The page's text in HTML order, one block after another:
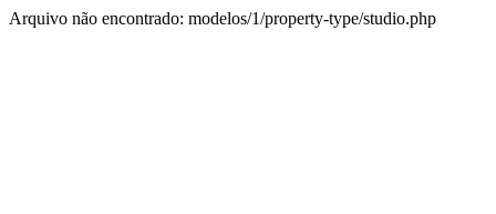
Arquivo não encontrado: modelos/1/property-type/studio.php